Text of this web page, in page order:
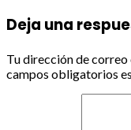
Deja una
Tu dirección de
campos obligatorios